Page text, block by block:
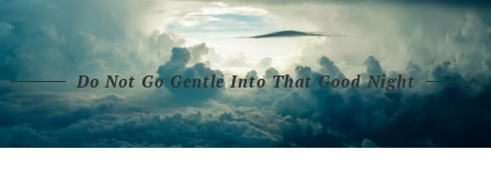
Do Not Go Gentle Into That Good Night